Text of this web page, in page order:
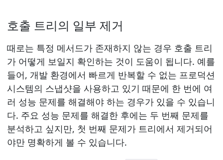
호출 트리의 일부 제거
때로는 특정 메서드가 존재하지 않는 경우 호출 트리
가 어떻게 보일지 확인하는 것이 도움이 됩니다. 예를
들어, 개발 환경에서 빠르게 반복할 수 없는 프로덕션
시스템의 스냅샷을 사용하고 있기 때문에 한 번에 여
러 성능 문제를 해결해야 하는 경우가 있을 수 있습니
다. 주요 성능 문제를 해결한 후에는 두 번째 문제를
분석하고 싶지만, 첫 번째 문제가 트리에서 제거되어
야만 명확하게 볼 수 있습니다.